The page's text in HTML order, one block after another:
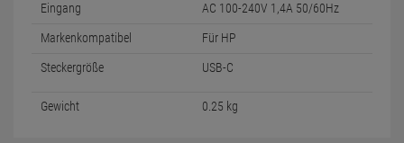
Eingang AC 100-240V 1,4A 50/60Hz
Markenkompatibel Für HP
Steckergröße USB-C
Gewicht 0.25 kg